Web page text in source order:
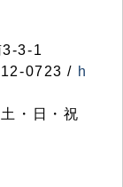
3-1
0723 / h
・日・祝